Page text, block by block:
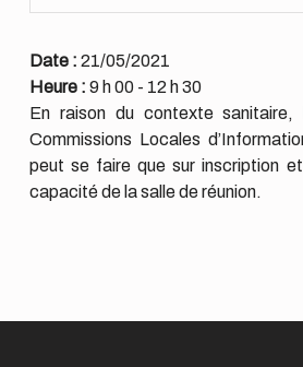
Date : 21/05/2021
Heure : 9 h 00 - 12 h 30
En raison du contexte sanitaire,
Commissions Locales
peut se faire que sur inscription
capacité de la salle de réunion.